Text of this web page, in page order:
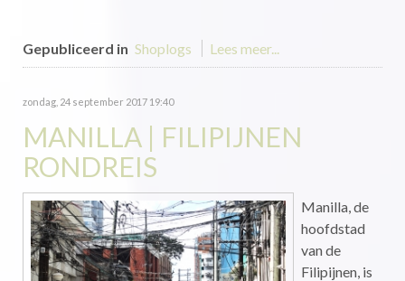
Gepubliceerd in Shoplogs Lees meer...
zondag, 24 september 2017 19:40
MANILLA | FILIPIJNEN
RONDREIS
Manilla, de
hoofdstad
van de
Filipijnen, is